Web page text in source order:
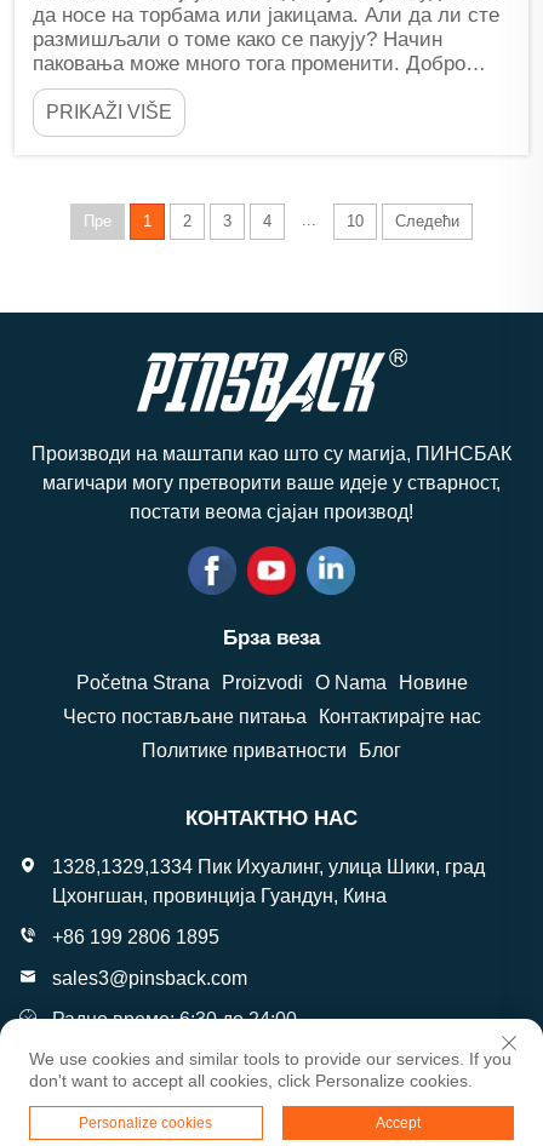
да носе на торбама или јакицама. Али да ли сте
размишљали о томе како се пакују? Начин
паковања може много тога променити. Добро
паковање не само да чува пи...
PRIKAŽI VIŠE
Пре 1 2 3 4 ... 10 Следећи
Производи на маштапи као што су магија, ПИНСБАК
магичари могу претворити ваше идеје у стварност,
постати веома сјајан производ!
Брза веза
Početna Strana Proizvodi O Nama
Новине
Често постављане питања
Контактирајте нас
Политике приватности
Блог
КОНТАКТНО НАС
1328,1329,1334 Пик Ихуалинг, улица Шики, град
Цхонгшан, провинција Гуандун, Кина
+86 199 2806 1895
sales3@pinsback.com
Радно време: 6:30 до 24:00
Ауторско право © Цхонгшан Вантаи Ратни подаци Цо,
Лтд. Сва права задржана
We use cookies and similar tools to provide our services. If you
don't want to accept all cookies, click Personalize cookies.
Personalize cookies Accept